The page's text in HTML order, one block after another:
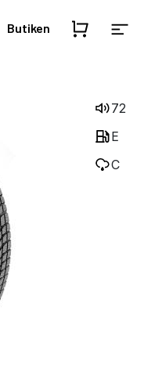
Butiken
72
E
C